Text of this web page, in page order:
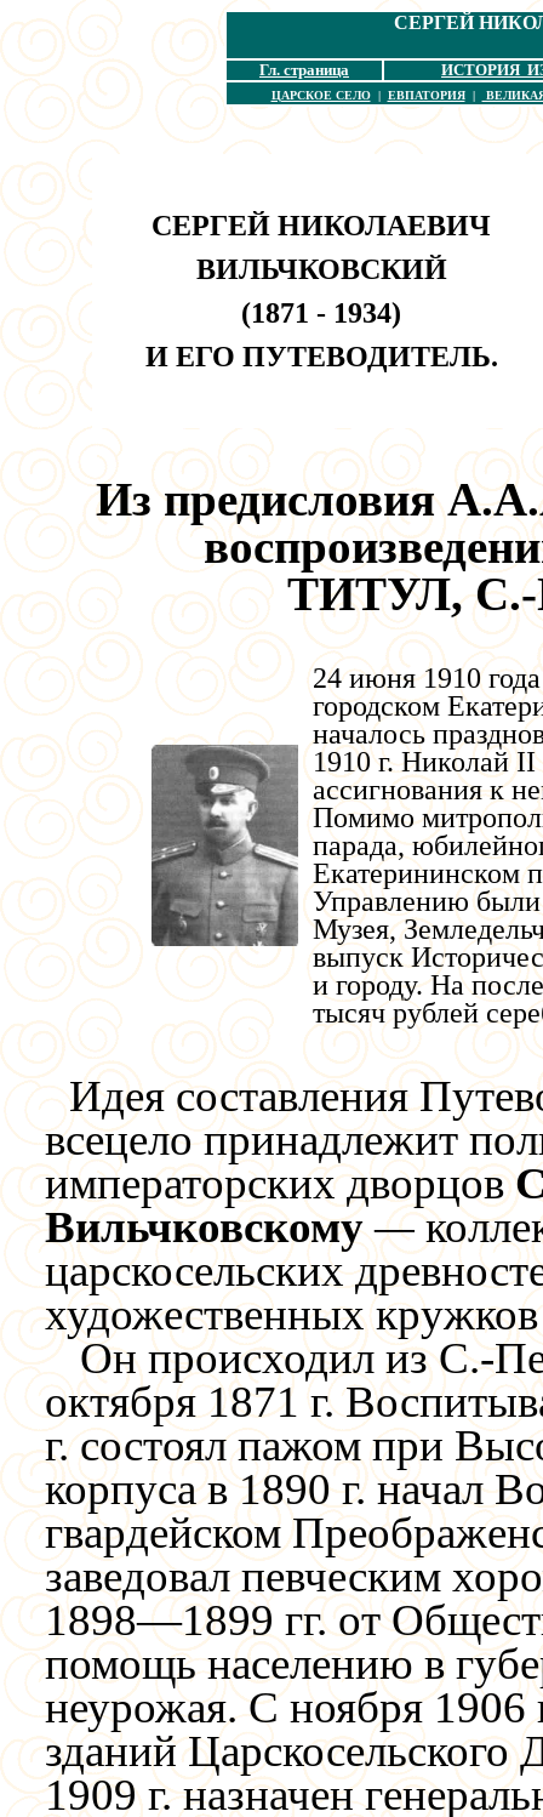
СЕРГЕЙ
Гл. страница ИСТОРИЯ
ЦАРСКОЕ СЕЛО| ЕВПАТОРИЯ|
СЕРГЕЙ НИКОЛАЕВИЧ
ВИЛЬЧКОВСКИЙ
(1871 - 1934)
И ЕГО ПУТЕВОДИТЕЛЬ.
Из предисловия
ТИТУЛ, С.-
24 июня 1910
городском
началось
1910 г. Николай
ассигнования к
Помимо
парада,
Екатерининском
Управлению были
Музея,
выпуск
и городу. На
тысяч рублей
Идея составления
всецело принадлежит
императорских дворцов
Вильчковскому —
царскосельских
художественных
Он происходил из С.-
октября 1871 г.
г. состоял пажом при
корпуса в 1890 г. начал
гвардейском
заведовал певческим
1898—1899 гг. от
помощь населению в
неурожая. С ноября
зданий
1909 г. назначен